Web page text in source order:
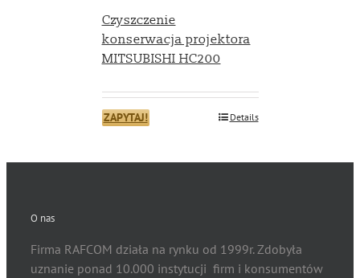
Czyszczenie
konserwacja projektora
MITSUBISHI HC200
ZAPYTAJ! Details
O nas
Firma RAFCOM działa na rynku od 1999r. Zdobyła
uznanie ponad 10.000 instytucji firm i konsumentów